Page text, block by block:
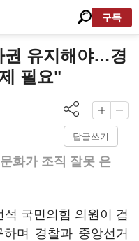
구독
권 유지해야…경
필요"
답글쓰기
화가 조직 잘못 은
국민의힘 의원이 검
며 경찰과 중앙선거